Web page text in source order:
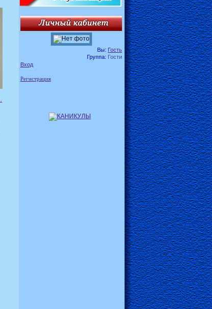
Вы: Гость
Группа: Гости
Вход
Регистрация